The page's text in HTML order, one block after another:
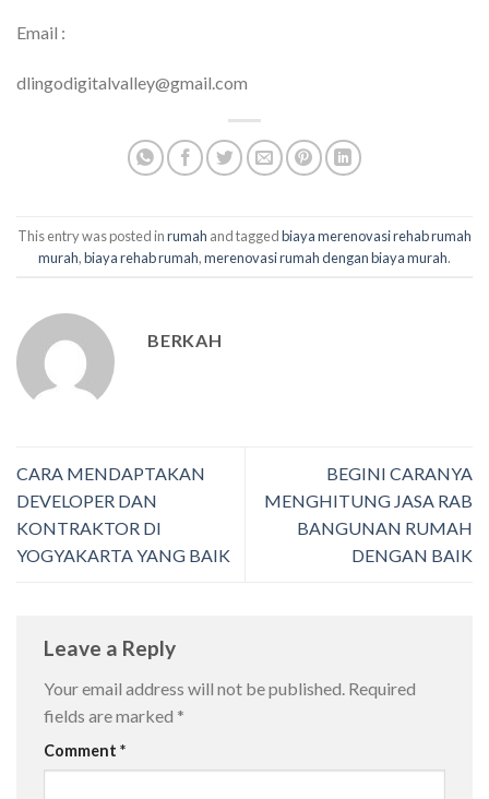
Email :
dlingodigitalvalley@gmail.com
This entry was posted inrumah and taggedbiaya merenovasi rehab rumah
murah,biaya rehab rumah,merenovasi rumah dengan biaya murah.
BERKAH
CARA MENDAPTAKAN
DEVELOPER DAN
KONTRAKTOR DI
YOGYAKARTA YANG BAIK
BEGINI CARANYA
MENGHITUNG JASA RAB
BANGUNAN RUMAH
DENGAN BAIK
Leave a Reply
Your email address will not be published. Required
fields are marked *
Comment *